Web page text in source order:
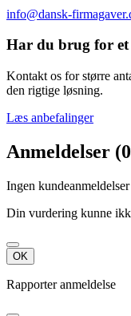
info@dansk-
Har du brug for
Kontakt os for større
den rigtige løsning.
Læs anbefalinger
Anmeldelser
Ingen
Din vurdering kunne
OK
Rapporter anmeldelse